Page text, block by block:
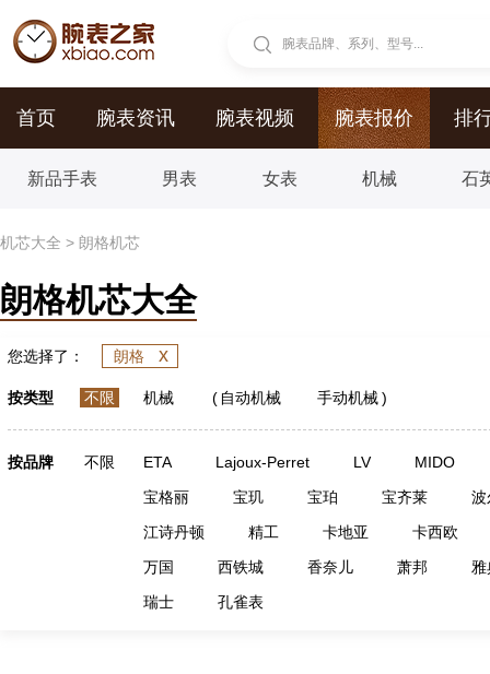
腕表品牌、系列、型号...
首页 腕表资讯 腕表视频 腕表报价 排
新品手表 男表 女表 机械 石
机芯大全 > 朗格机芯
朗格机芯大全
您选择了： 朗格 x
按类型 不限 机械 ( 自动机械 手动机械)
按品牌 不限 ETA Lajoux-Perret LV
MIDO
宝格丽
宝玑 宝珀 宝齐莱
波
江诗丹顿
精工 卡地亚
卡西欧
万国
西铁城 香奈儿 萧邦
瑞士
孔雀表